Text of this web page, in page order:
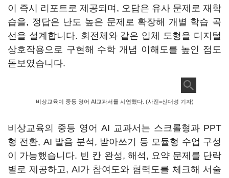
이 즉시 리포트로 제공되며, 오답은 유사 문제로 재학
습을, 정답은 난도 높은 문제로 확장해 개별 학습 곡
선을 설계합니다. 회전체와 같은 입체 도형을 디지털
상호작용으로 구현해 수학 개념 이해도를 높인 점도
돋보였습니다.
비상교육이 중등 영어 AI교과서를 시연했다. (사진=신대성 기자)
비상교육의 중등 영어 AI 교과서는 스크롤형과 PPT
형 전환, AI 발음 분석, 받아쓰기 등 모듈형 수업 구성
이 가능했습니다. 빈 칸 완성, 해석, 요약 문제를 단락
별로 제공하고, AI가 참여도와 협력도를 체크해 서술